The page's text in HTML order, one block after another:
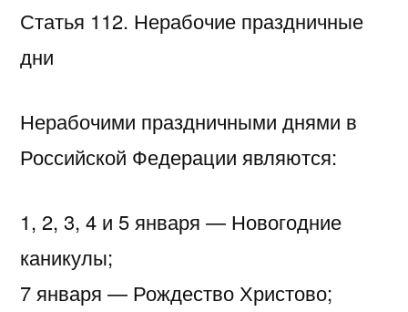
Статья 112. Нерабочие праздничные
дни
Нерабочими праздничными днями в
Российской Федерации являются:
1, 2, 3, 4 и 5 января — Новогодние
каникулы;
7 января — Рождество Христово;